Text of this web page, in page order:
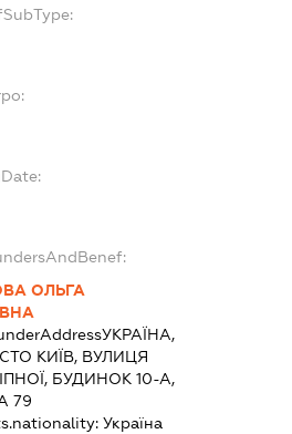
ОЛЬГА
УКРАЇНА,
КИЇВ, ВУЛИЦЯ
БУДИНОК 10-А,
79
Україна